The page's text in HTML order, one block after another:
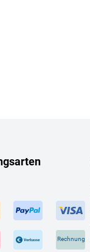
Rechnung